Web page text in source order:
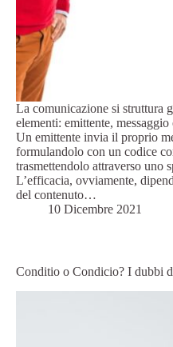
La comunicazione si struttura
elementi: emittente, messaggio
Un emittente invia il proprio
formulandolo con un codice
trasmettendolo attraverso uno
L’efficacia, ovviamente,
del contenuto…
10 Dicembre 2021
Conditio o Condicio? I dubbi